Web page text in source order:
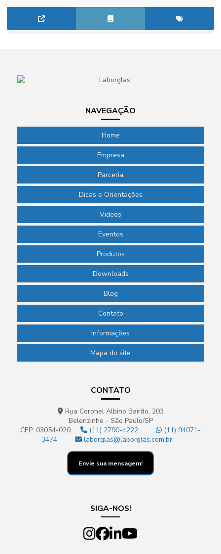
NAVEGAÇÃO
Home
Empresa
Parceria
Dicas e Orientações
Videos
Eventos
Produtos
Downloads
Blog
Contato
Informações
Mapa do site
CONTATO
Rua Coronel Albino Bairão, 203
Belenzinho - São Paulo/SP
CEP: 03054-020
(11) 2790-4222
(11) 94071-
3474
laborglas@laborglas.com.br
Envie sua mensagem!
SIGA-NOS!